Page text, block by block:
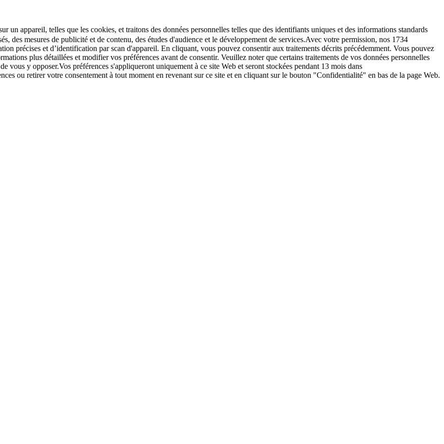
un appareil, telles que les cookies, et traitons des données personnelles telles que des identifiants uniques et des informations standards
des mesures de publicité et de contenu, des études d'audience et le développement de services.Avec votre permission, nos 1734
précises et d’identification par scan d'appareil. En cliquant, vous pouvez consentir aux traitements décrits précédemment. Vous pouvez
plus détaillées et modifier vos préférences avant de consentir. Veuillez noter que certains traitements de vos données personnelles
vous y opposer.Vos préférences s'appliqueront uniquement à ce site Web et seront stockées pendant 13 mois dans
ou retirer votre consentement à tout moment en revenant sur ce site et en cliquant sur le bouton "Confidentialité" en bas de la page Web.